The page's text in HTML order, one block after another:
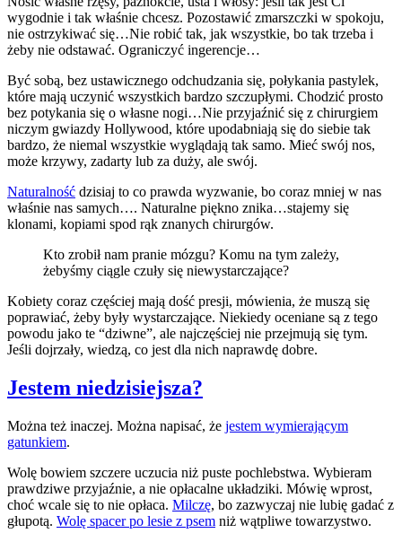
wygodnie i tak właśnie chcesz. Pozostawić zmarszczki w spokoju,
nie ostrzykiwać się…Nie robić tak, jak wszystkie, bo tak trzeba i
żeby nie odstawać. Ograniczyć ingerencje…
Być sobą, bez ustawicznego odchudzania się, połykania pastylek,
które mają uczynić wszystkich bardzo szczupłymi. Chodzić prosto
bez potykania się o własne nogi…Nie przyjaźnić się z chirurgiem
niczym gwiazdy Hollywood, które upodabniają się do siebie tak
bardzo, że niemal wszystkie wyglądają tak samo. Mieć swój nos,
może krzywy, zadarty lub za duży, ale swój.
Naturalność dzisiaj to co prawda wyzwanie, bo coraz mniej w nas
właśnie nas samych…. Naturalne piękno znika…stajemy się
klonami, kopiami spod rąk znanych chirurgów.
Kto zrobił nam pranie mózgu? Komu na tym zależy,
żebyśmy ciągle czuły się niewystarczające?
Kobiety coraz częściej mają dość presji, mówienia, że muszą się
poprawiać, żeby były wystarczające. Niekiedy oceniane są z tego
powodu jako te “dziwne”, ale najczęściej nie przejmują się tym.
Jeśli dojrzały, wiedzą, co jest dla nich naprawdę dobre.
Jestem niedzisiejsza?
Można też inaczej. Można napisać, że jestem wymierającym
gatunkiem.
Wolę bowiem szczere uczucia niż puste pochlebstwa. Wybieram
prawdziwe przyjaźnie, a nie opłacalne układziki. Mówię wprost,
choć wcale się to nie opłaca. Milczę, bo zazwyczaj nie lubię gadać z
głupotą. Wolę spacer po lesie z psem niż wątpliwe towarzystwo.